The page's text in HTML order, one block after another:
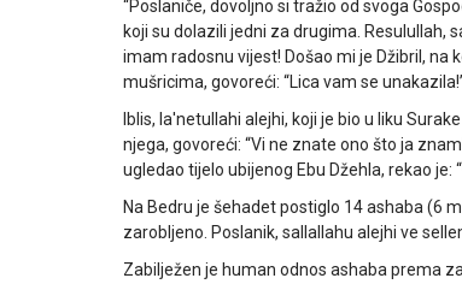
“Poslaniče, dovoljno si tražio od svoga
koji su dolazili jedni za drugima. Resulullah,
imam radosnu vijest! Došao mi je Džibril, na
mušricima, govoreći: “Lica vam se
Iblis, la'netullahi alejhi, koji je bio u liku
njega, govoreći: “Vi ne znate ono što ja
ugledao tijelo ubijenog Ebu Džehla, rekao je:
Na Bedru je šehadet postiglo 14 ashaba (6
zarobljeno. Poslanik, sallallahu alejhi ve
Zabilježen je human odnos ashaba prema